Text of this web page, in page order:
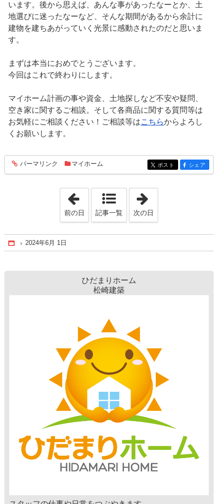
います。後から思えば、あんな事があったなーとか、土
地選びに迷ったなーなど、そんな期間があるから余計に
建物を建ちあがっていく光景に感動されたのだと思いま
す。
まずは本当におめでとうございます。
今回はこれで終わりにします。
マイホーム計画の事や資金、土地探しなど不安や疑問、
空き家に関するご相談。そして各商品に関する質問等は
お気軽にご相談ください！ご相談等はこちらからよろし
くお願いします。
entry1733
パーマリンク マイホーム entry1733
ポスト entry1733
シェア
「2024年5月27日」
前の日 記事一覧 次の日
Home
2024年6月 1日
ひだまりホーム
松崎建築